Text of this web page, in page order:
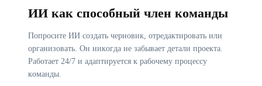
ИИ как способный член команды
Попросите ИИ создать черновик, отредактировать или
организовать. Он никогда не забывает детали проекта.
Работает 24/7 и адаптируется к рабочему процессу
команды.